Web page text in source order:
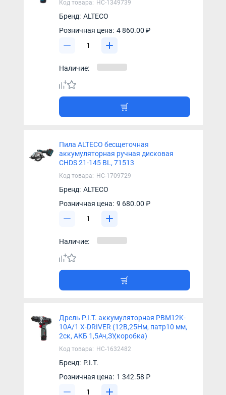
Код товара: НС-1349739
Бренд: ALTECO
Розничная цена: 4 860.00 ₽
Наличие:
Пила ALTECO бесщеточная
аккумуляторная ручная дисковая
CHDS 21-145 BL, 71513
Код товара: НС-1709729
Бренд: ALTECO
Розничная цена: 9 680.00 ₽
Наличие:
Дрель P.I.T. аккумуляторная PBM12K-
10A/1 X-DRIVER (12В,25Нм, патр10 мм,
2ск, АКБ 1,5Ач,ЗУ,коробка)
Код товара: НС-1632482
Бренд: P.I.T.
Розничная цена: 1 342.58 ₽